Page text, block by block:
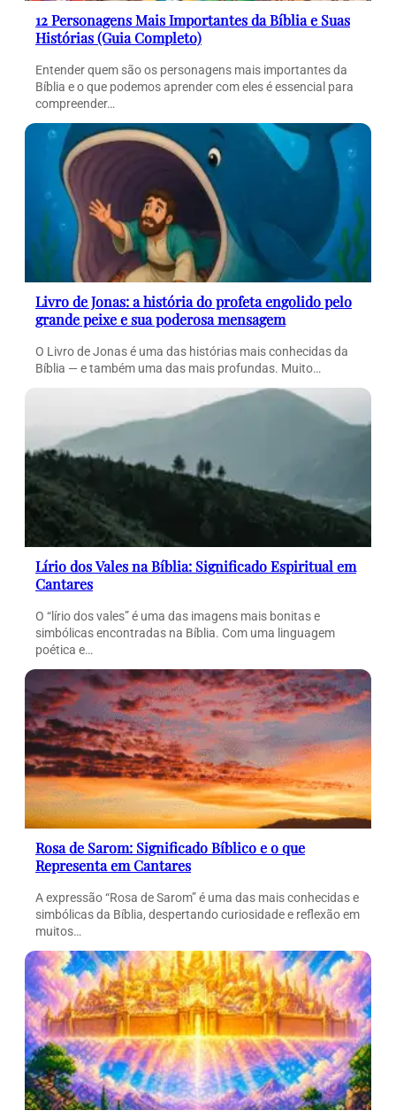
12 Personagens Mais Importantes da Bíblia e Suas
Histórias (Guia Completo)
Entender quem são os personagens mais importantes da
Bíblia e o que podemos aprender com eles é essencial para
compreender…
Livro de Jonas: a história do profeta engolido pelo
grande peixe e sua poderosa mensagem
O Livro de Jonas é uma das histórias mais conhecidas da
Bíblia — e também uma das mais profundas. Muito…
Lírio dos Vales na Bíblia: Significado Espiritual em
Cantares
O “lírio dos vales” é uma das imagens mais bonitas e
simbólicas encontradas na Bíblia. Com uma linguagem
poética e…
Rosa de Sarom: Significado Bíblico e o que
Representa em Cantares
A expressão “Rosa de Sarom” é uma das mais conhecidas e
simbólicas da Bíblia, despertando curiosidade e reflexão em
muitos…